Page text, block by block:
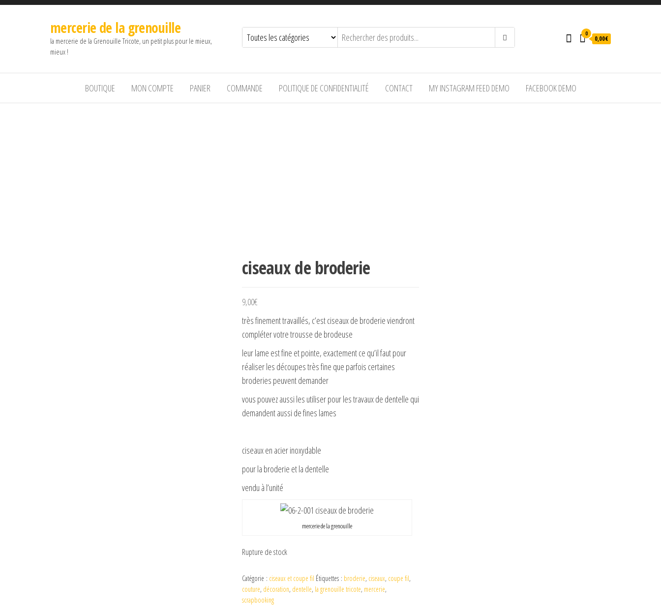
mercerie de la grenouille
la mercerie de la Grenouille Tricote, un petit plus pour le mieux,
mieux !
0
0,00€
BOUTIQUE MON COMPTE PANIER COMMANDE POLITIQUE DE CONFIDENTIALITÉ CONTACT MY INSTAGRAM FEED DEMO FACEBOOK DEMO
ciseaux de broderie
9,00€
très finement travaillés, c’est ciseaux de broderie viendront
compléter votre trousse de brodeuse
leur lame est fine et pointe, exactement ce qu’il faut pour
réaliser les découpes très fine que parfois certaines
broderies peuvent demander
vous pouvez aussi les utiliser pour les travaux de dentelle qui
demandent aussi de fines lames
ciseaux en acier inoxydable
pour la broderie et la dentelle
vendu à l’unité
mercerie de la grenouille
Rupture de stock
Catégorie : ciseaux et coupe fil Étiquettes : broderie, ciseaux, coupe fil,
couture, décoration, dentelle, la grenouille tricote, mercerie,
scrapbooking